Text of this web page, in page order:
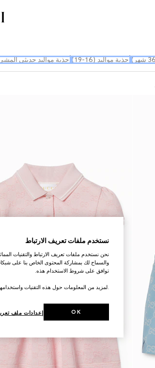
أحذية مواليد (16-19) أحذية مواليد حديثي المشي
نستخدم ملفات تعريف الارتباط
نحن نستخدم ملفات تعريف الارتباط والتقنيات
والسماح لك بمشاركة المحتوى الخاص بنا على
توافق على شروط الاستخدام هذه.
.لمزيد من المعلومات حول هذه التقنيات
إعدادات ملف OK